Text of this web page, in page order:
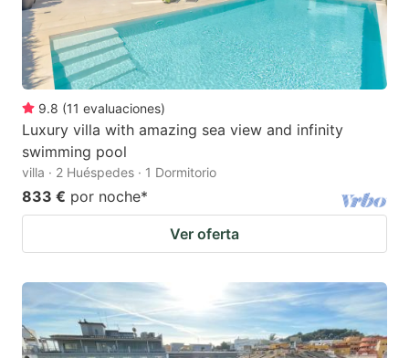
9.8 (11 evaluaciones)
Luxury villa with amazing sea view and infinity
swimming pool
villa · 2 Huéspedes · 1 Dormitorio
833 € por noche*
Ver oferta